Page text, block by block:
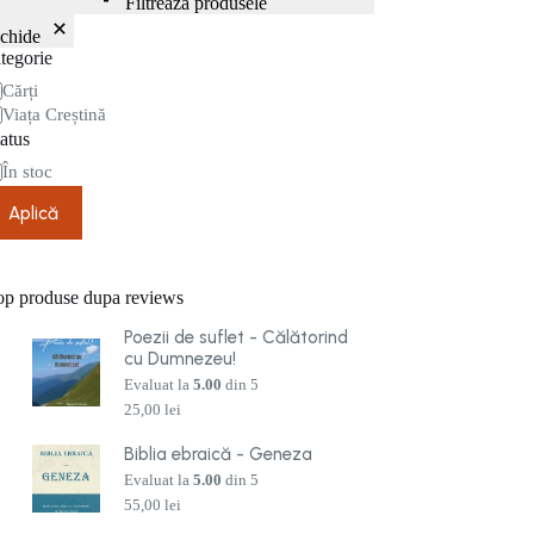
Cărți
Viața Creștină
În stoc
Aplică
produse dupa reviews
Poezii de suflet - Călătorind
cu Dumnezeu!
Evaluat la5.00 din 5
25,00lei
Biblia ebraică - Geneza
Evaluat la5.00 din 5
55,00lei